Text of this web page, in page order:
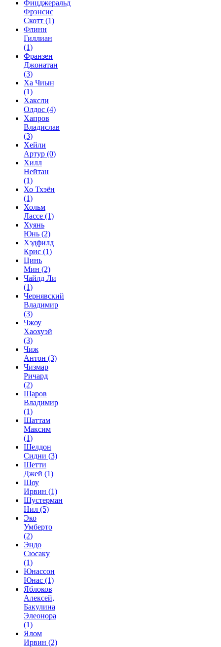
Фицджеральд
Фрэнсис
Скотт (1)
Флинн
Гиллиан
(1)
Франзен
Джонатан
(3)
Ха Чиын
(1)
Хаксли
Олдос (4)
Хапров
Владислав
(3)
Хейли
Артур (0)
Хилл
Нейтан
(1)
Хо Тхэён
(1)
Хольм
Лассе (1)
Хуянь
Юнь (2)
Хэдфилд
Крис (1)
Цинь
Мин (2)
Чайлд Ли
(1)
Чернявский
Владимир
(3)
Чжоу
Хаохуэй
(3)
Чиж
Антон (3)
Чизмар
Ричард
(2)
Шаров
Владимир
(1)
Шаттам
Максим
(1)
Шелдон
Сидни (3)
Шетти
Джей (1)
Шоу
Ирвин (1)
Шустерман
Нил (5)
Эко
Умберто
(2)
Эндо
Сюсаку
(1)
Юнассон
Юнас (1)
Яблоков
Алексей,
Бакулина
Элеонора
(1)
Ялом
Ирвин (2)